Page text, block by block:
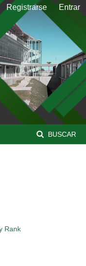
BUSCAR
Registrarse Entrar